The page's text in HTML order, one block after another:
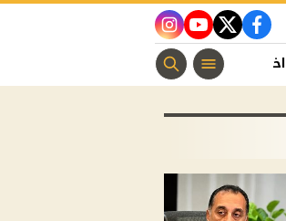
facebook
twitter
youtube
instagram
اخبار الفن منوعات مسيحية